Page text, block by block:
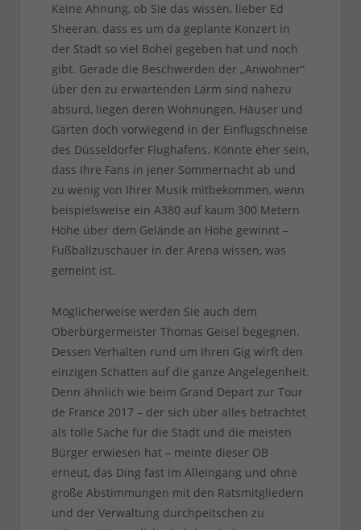
Keine Ahnung, ob Sie das wissen, lieber Ed
Sheeran, dass es um da geplante Konzert in
der Stadt so viel Bohei gegeben hat und noch
gibt. Gerade die Beschwerden der „Anwohner“
über den zu erwartenden Lärm sind nahezu
absurd, liegen deren Wohnungen, Häuser und
Gärten doch vorwiegend in der Einflugschneise
des Düsseldorfer Flughafens. Könnte eher sein,
dass Ihre Fans in jener Sommernacht ab und
zu wenig von Ihrer Musik mitbekommen, wenn
beispielsweise ein A380 auf kaum 300 Metern
Höhe über dem Gelände an Höhe gewinnt –
Fußballzuschauer in der Arena wissen, was
gemeint ist.
Möglicherweise werden Sie auch dem
Oberbürgermeister Thomas Geisel begegnen.
Dessen Verhalten rund um Ihren Gig wirft den
einzigen Schatten auf die ganze Angelegenheit.
Denn ähnlich wie beim Grand Depart zur Tour
de France 2017 – der sich über alles betrachtet
als tolle Sache für die Stadt und die meisten
Bürger erwiesen hat – meinte dieser OB
erneut, das Ding fast im Alleingang und ohne
große Abstimmungen mit den Ratsmitgliedern
und der Verwaltung durchpeitschen zu